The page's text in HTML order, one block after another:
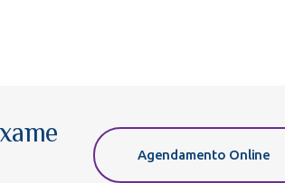
Agendamento Online